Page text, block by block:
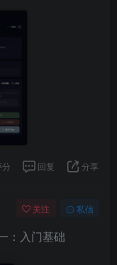
回复 分享
关注 私信
：入门基础